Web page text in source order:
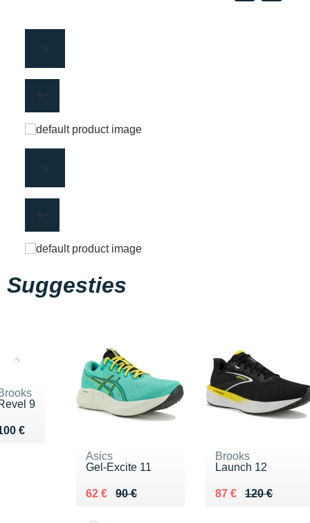
Suggesties
9
€ 100 €
Asics
Gel-Excite 11
90 €
Au lieu de 90 €
62 €
Vendu 62 €
Brooks
Launch 12
120 €
Au lieu de 120 €
87 €
Vendu 87 €